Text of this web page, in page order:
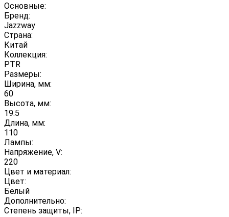
Основные:
Бренд:
Jazzway
Страна:
Китай
Коллекция:
PTR
Размеры:
Ширина, мм:
60
Высота, мм:
19.5
Длина, мм:
110
Лампы:
Напряжение, V:
220
Цвет и материал:
Цвет:
Белый
Дополнительно:
Степень защиты, IP: